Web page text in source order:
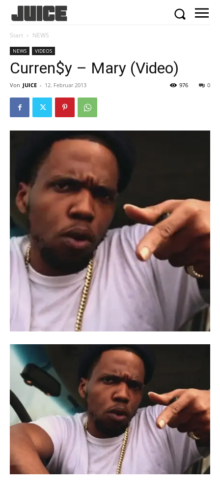
Start NEWS
NEWS VIDEOS
Curren$y – Mary (Video)
Von JUICE - 12. Februar 2013 0
976